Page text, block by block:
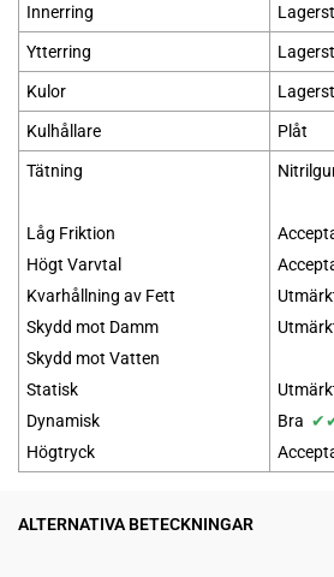
Innerring
Ytterring
Kulor
Kulhållare Plåt
Tätning
Låg Friktion
Högt Varvtal
Kvarhållning av Fett
Skydd mot Damm
Skydd mot Vatten
Statisk
Dynamisk
Högtryck
Bra ✔
ALTERNATIVA BETECKNINGAR